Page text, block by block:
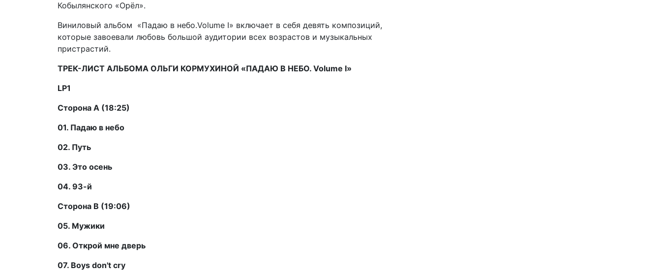
Кобылянского «Орёл».
Виниловый альбом «Падаю в небо.Volume I» включает в себя девять композиций,
которые завоевали любовь большой аудитории всех возрастов и музыкальных
пристрастий.
ТРЕК-ЛИСТ АЛЬБОМА ОЛЬГИ КОРМУХИНОЙ «ПАДАЮ В НЕБО. Volume I»
LP1
Сторона А (18:25)
01. Падаю в небо
02. Путь
03. Это осень
04. 93-й
Сторона В (19:06)
05. Мужики
06. Открой мне дверь
07. Boys don't cry